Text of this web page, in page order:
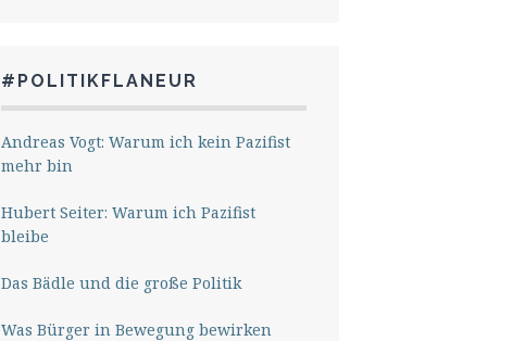
#POLITIKFLANEUR
Andreas Vogt: Warum ich kein Pazifist
mehr bin
Hubert Seiter: Warum ich Pazifist
bleibe
Das Bädle und die große Politik
Was Bürger in Bewegung bewirken